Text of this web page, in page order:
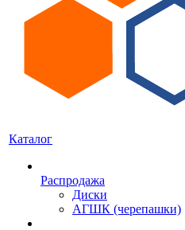
Каталог
Распродажа
Диски
АГШК (черепашки)